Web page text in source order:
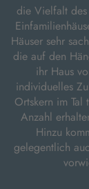
die Vielfalt
Häuser sehr
die auf den
ihr Haus
individuelles
Ortskern im
Anzahl
Hinzu
gelegentlich